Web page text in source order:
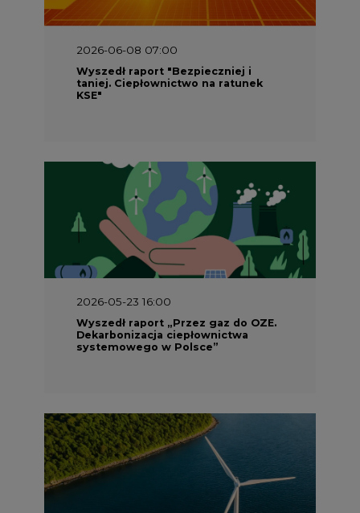
2026-06-08 07:00
Wyszedł raport "Bezpieczniej i
taniej. Ciepłownictwo na ratunek
KSE"
2026-05-23 16:00
Wyszedł raport „Przez gaz do OZE.
Dekarbonizacja ciepłownictwa
systemowego w Polsce”